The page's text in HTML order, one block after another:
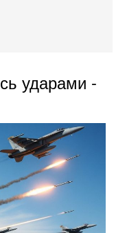
ударами -